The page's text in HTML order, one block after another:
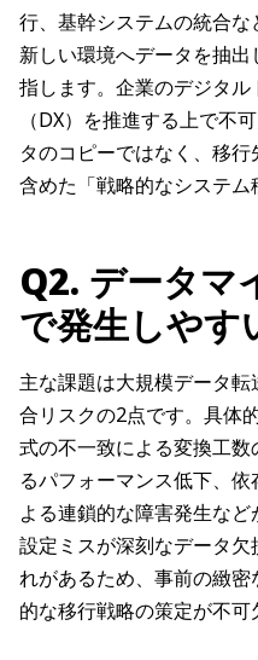
行、基幹システムの統合
新しい環境へデータを抽
指します。企業のデジタ
（DX）を推進する上で不
タのコピーではなく、移
含めた「戦略的なシステム
Q2. データマ
で発生しやす
主な課題は大規模データ
合リスクの2点です。具体
式の不一致による変換工
るパフォーマンス低下、
よる連鎖的な障害発生な
設定ミスが深刻なデータ
れがあるため、事前の緻
的な移行戦略の策定が不可